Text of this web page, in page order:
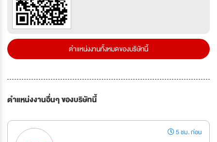
ตำแหน่งงานทั้งหมดของบริษัทนี้
ตำแหน่งงานอื่นๆ ของบริษัทนี้
5 ชม. ก่อน